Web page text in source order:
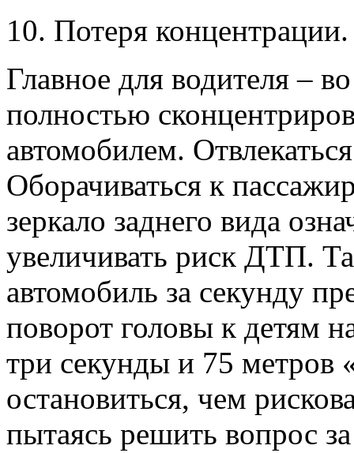
10. Потеря концентрации.
Главное для водителя –
полностью
автомобилем.
Оборачиваться к
зеркало заднего вида
увеличивать риск ДТП.
автомобиль за секунду
поворот головы к детям
три секунды и 75
остановиться, чем
пытаясь решить вопрос